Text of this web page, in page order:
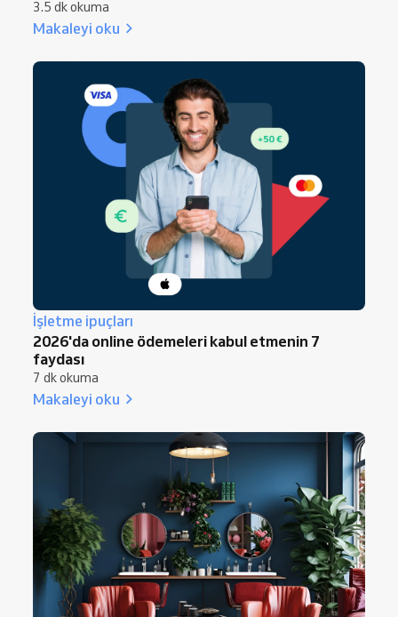
3.5 dk okuma
Makaleyi oku
İşletme ipuçları
2026'da online ödemeleri kabul etmenin 7
faydası
7 dk okuma
Makaleyi oku